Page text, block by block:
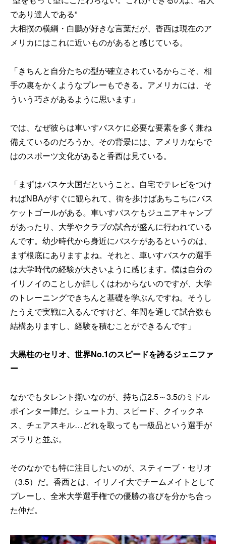
であり達人である”
大相撲の横綱・白鵬が好きな言葉だが、香西は現在のア
メリカにはこれに近いものがあると感じている。
「きちんと自分たちの型が確立されているからこそ、相
手の裏をかくようなプレーもできる。アメリカには、そ
ういう巧さがあるように思います」
では、なぜ彼らは車いすバスケに必要な要素を多く兼ね
備えているのだろうか。その背景には、アメリカならで
はのスポーツ文化があると香西は見ている。
「まずはバスケ大国だということ。自宅でテレビをつけ
ればNBAがすぐに観られて、街を歩けばあちこちにバス
ケットゴールがある。車いすバスケもジュニアキャンプ
があったり、大学やクラブの試合が盛んに行われている
んです。幼少時代から身近にバスケがあるというのは、
まず根底にありますよね。それと、車いすバスケの選手
は大学時代の経験が大きいように感じます。僕は自分の
イリノイのことしか詳しくはわからないのですが、大学
のトレーニングできちんと基礎を学ぶんですね。そうし
たうえで実戦に入るんですけど、年間を通して試合数も
結構ありますし、経験を積むことができるんです」
大黒柱のセリオ、世界No.1のスピードを誇るジェニファ
ー
なかでもタレント揃いなのが、持ち点2.5～3.5のミドル
ポインター陣だ。シュート力、スピード、クイックネ
ス、チェアスキル…どれを取っても一級品という選手が
ズラリと並ぶ。
そのなかでも特に注目したいのが、スティーブ・セリオ
（3.5）だ。香西とは、イリノイ大でチームメイトとして
プレーし、全米大学選手権での優勝の喜びを分かち合っ
た仲だ。